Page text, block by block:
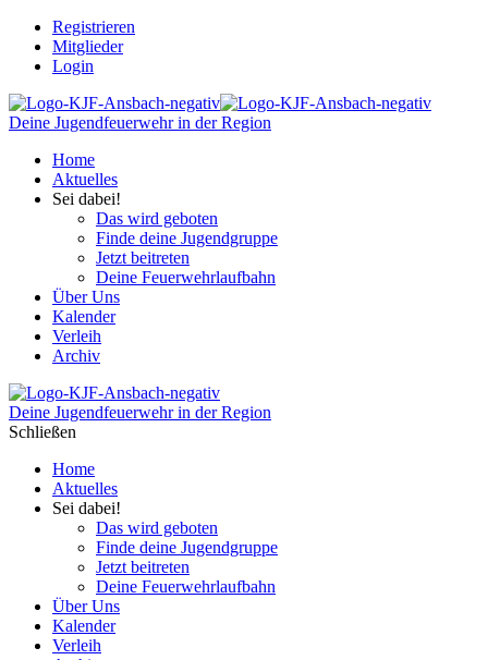
Registrieren
Mitglieder
Login
Deine Jugendfeuerwehr in der Region
Home
Aktuelles
Sei dabei!
Das wird geboten
Finde deine Jugendgruppe
Jetzt beitreten
Deine Feuerwehrlaufbahn
Über Uns
Kalender
Verleih
Archiv
Deine Jugendfeuerwehr in der Region
Schließen
Home
Aktuelles
Sei dabei!
Das wird geboten
Finde deine Jugendgruppe
Jetzt beitreten
Deine Feuerwehrlaufbahn
Über Uns
Kalender
Verleih